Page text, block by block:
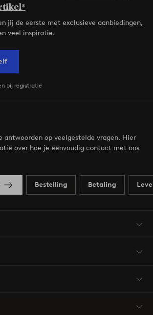
jij de eerste met exclusieve aanbiedingen,
veel inspiratie.
bij registratie
antwoorden op veelgestelde vragen. Hier
over hoe je eenvoudig contact met ons
Bestelling Betaling